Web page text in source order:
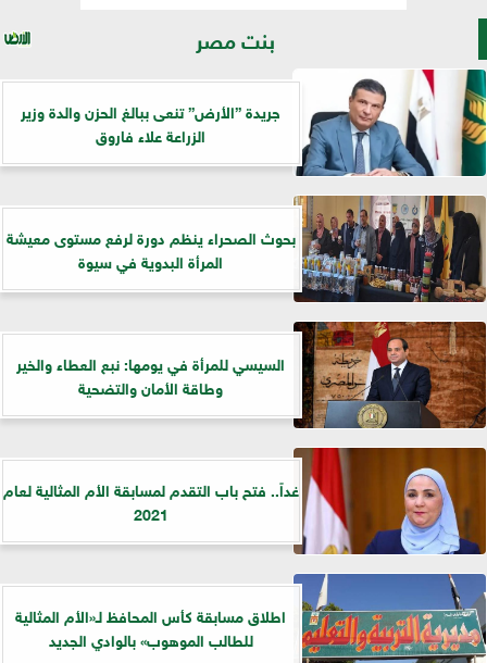
بنت مصر
جريدة ”الأرض” تنعى ببالغ الحزن والدة وزير
الزراعة علاء فاروق
بحوث الصحراء ينظم دورة لرفع مستوى معيشة
المرأة البدوية في سيوة
السيسي للمرأة في يومها: نبع العطاء والخير
وطاقة الأمان والتضحية
غداً.. فتح باب التقدم لمسابقة الأم المثالية لعام
2021
اطلاق مسابقة كأس المحافظ لـ«الأم المثالية
للطالب الموهوب» بالوادي الجديد